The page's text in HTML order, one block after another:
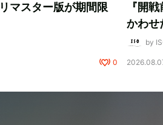
マスター版が期間限
0
『開
かわせ
by